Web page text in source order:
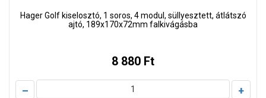
Hager Golf kiselosztó, 1 soros, 4 modul, süllyesztett, átlátszó
ajtó, 189x170x72mm falkivágásba
8 880 Ft
– +